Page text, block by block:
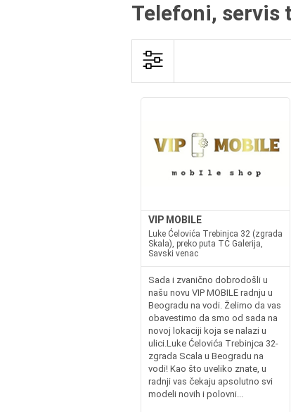
Telefoni, servis
VIP MOBILE
Luke Ćelovića Trebinjca 32 (zgrada
Skala), preko puta TC Galerija,
Savski venac
Sada i zvanično dobrodošli u
našu novu VIP MOBILE radnju u
Beogradu na vodi. Želimo da vas
obavestimo da smo od sada na
novoj lokaciji koja se nalazi u
ulici.Luke Ćelovića Trebinjca 32-
zgrada Scala u Beogradu na
vodi! Kao što uveliko znate, u
radnji vas čekaju apsolutno svi
modeli novih i polovni...